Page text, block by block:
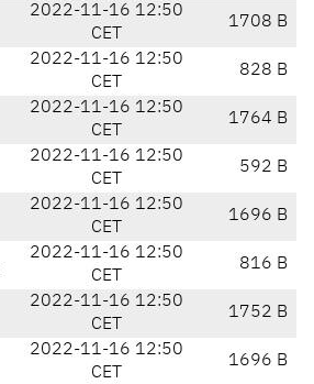
2022-11-16 12:50
CET
1708 B
2022-11-16 12:50
CET
828 B
2022-11-16 12:50
CET
1764 B
2022-11-16 12:50
CET
592 B
2022-11-16 12:50
CET
1696 B
2022-11-16 12:50
CET
816 B
2022-11-16 12:50
CET
1752 B
2022-11-16 12:50
CET
1696 B